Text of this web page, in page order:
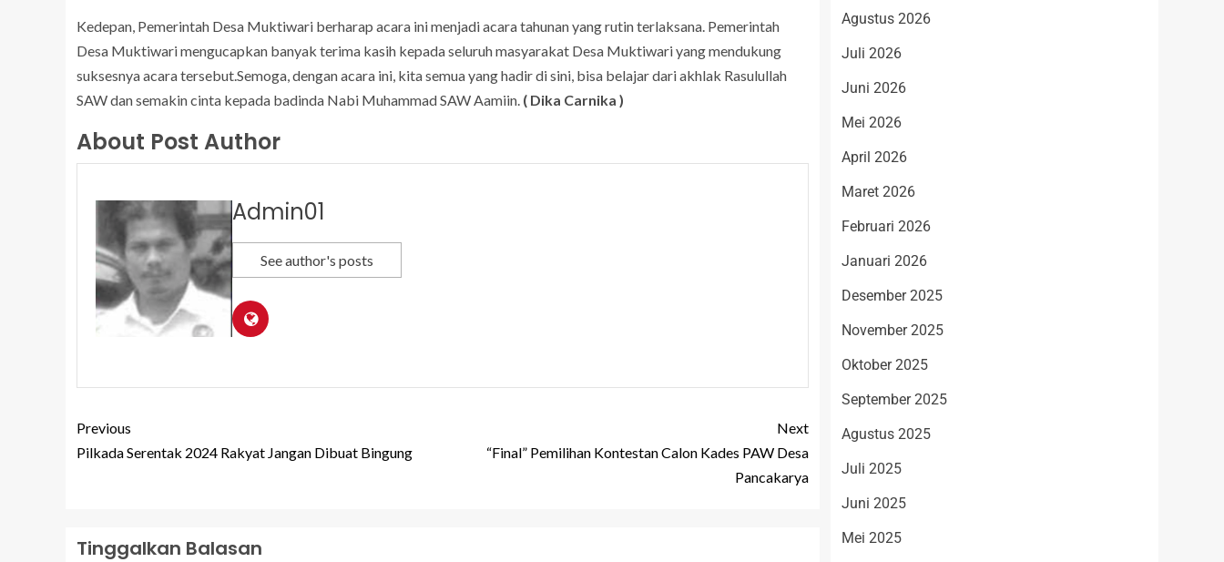
Kedepan, Pemerintah Desa Muktiwari berharap acara ini menjadi acara tahunan yang rutin terlaksana. Pemerintah
Desa Muktiwari mengucapkan banyak terima kasih kepada seluruh masyarakat Desa Muktiwari yang mendukung
suksesnya acara tersebut.Semoga, dengan acara ini, kita semua yang hadir di sini, bisa belajar dari akhlak Rasulullah
SAW dan semakin cinta kepada badinda Nabi Muhammad SAW Aamiin. ( Dika Carnika )
About Post Author
Admin01
See author's posts
Previous
Pilkada Serentak 2024 Rakyat Jangan Dibuat Bingung
Next
“Final” Pemilihan Kontestan Calon Kades PAW Desa
Pancakarya
Tinggalkan Balasan
Agustus 2026
Juli 2026
Juni 2026
Mei 2026
April 2026
Maret 2026
Februari 2026
Januari 2026
Desember 2025
November 2025
Oktober 2025
September 2025
Agustus 2025
Juli 2025
Juni 2025
Mei 2025